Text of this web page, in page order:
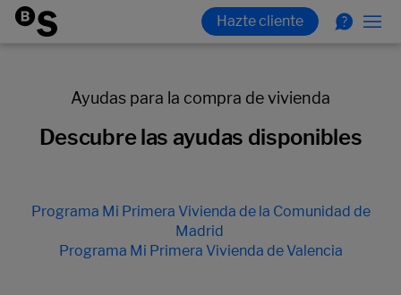
Ayudas para la compra de vivienda
Descubre las ayudas disponibles
Programa Mi Primera Vivienda de la Comunidad de
Madrid
Programa Mi Primera Vivienda de Valencia